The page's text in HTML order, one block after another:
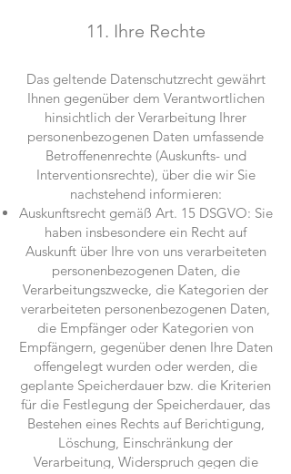
11. Ihre Rechte
Das geltende Datenschutzrecht gewährt
Ihnen gegenüber dem Verantwortlichen
hinsichtlich der Verarbeitung Ihrer
personenbezogenen Daten umfassende
Betroffenenrechte (Auskunfts- und
Interventionsrechte), über die wir Sie
nachstehend informieren:
Auskunftsrecht gemäß Art. 15 DSGVO: Sie
haben insbesondere ein Recht auf
Auskunft über Ihre von uns verarbeiteten
personenbezogenen Daten, die
Verarbeitungszwecke, die Kategorien der
verarbeiteten personenbezogenen Daten,
die Empfänger oder Kategorien von
Empfängern, gegenüber denen Ihre Daten
offengelegt wurden oder werden, die
geplante Speicherdauer bzw. die Kriterien
für die Festlegung der Speicherdauer, das
Bestehen eines Rechts auf Berichtigung,
Löschung, Einschränkung der
Verarbeitung, Widerspruch gegen die